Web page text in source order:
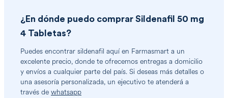
¿En dónde puedo comprar Sildenafil 50 mg
4 Tabletas?
Puedes encontrar sildenafil aquí en Farmasmart a un
excelente precio, donde te ofrecemos entregas a domicilio
y envíos a cualquier parte del país. Si deseas más detalles o
una asesoría personalizada, un ejecutivo te atenderá a
través de whatsapp